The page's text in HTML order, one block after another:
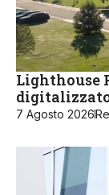
Lighthouse
7 Agosto 2026